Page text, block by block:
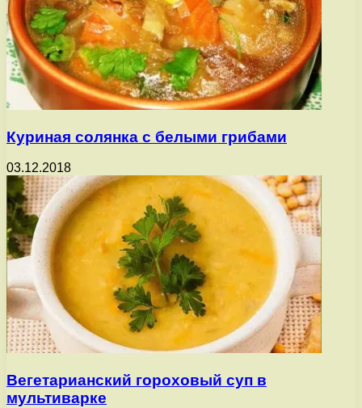
Куриная солянка с белыми грибами
03.12.2018
Вегетарианский гороховый суп в
мультиварке